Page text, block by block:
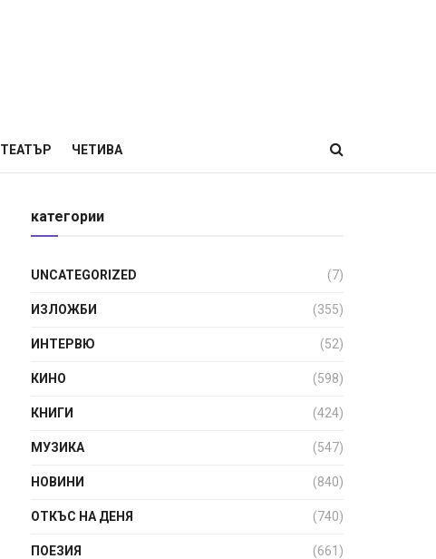
ТЕАТЪР ЧЕТИВА
категории
UNCATEGORIZED (7)
ИЗЛОЖБИ (355)
ИНТЕРВЮ (52)
КИНО (598)
КНИГИ (424)
МУЗИКА (547)
НОВИНИ (840)
ОТКЪС НА ДЕНЯ (740)
ПОЕЗИЯ (661)